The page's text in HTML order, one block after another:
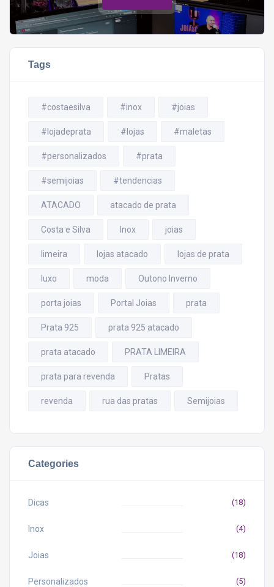
Tags
#costaesilva #inox #joias
#lojadeprata #lojas #maletas
#personalizados #prata
#semijoias #tendencias
ATACADO atacado de prata
Costa e Silva Inox joias
limeira lojas atacado lojas de prata
luxo moda Outono Inverno
porta joias Portal Joias prata
Prata 925 prata 925 atacado
prata atacado PRATA LIMEIRA
prata para revenda Pratas
revenda rua das pratas Semijoias
Categories
Dicas (18)
Inox (4)
Joias (18)
Personalizados (5)